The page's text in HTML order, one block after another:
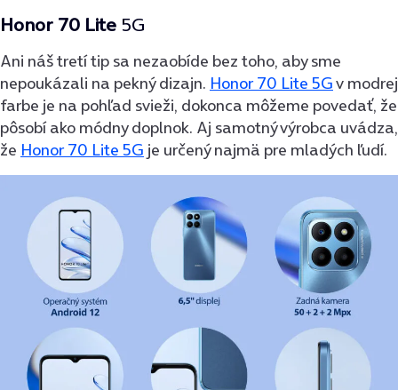
Honor 70 Lite 5G
Ani náš tretí tip sa nezaobíde bez toho, aby sme
nepoukázali na pekný dizajn. Honor 70 Lite 5Gv modrej
farbe je na pohľad svieži, dokonca môžeme povedať, že
pôsobí ako módny doplnok. Aj samotný výrobca uvádza,
že Honor 70 Lite 5G je určený najmä pre mladých ľudí.